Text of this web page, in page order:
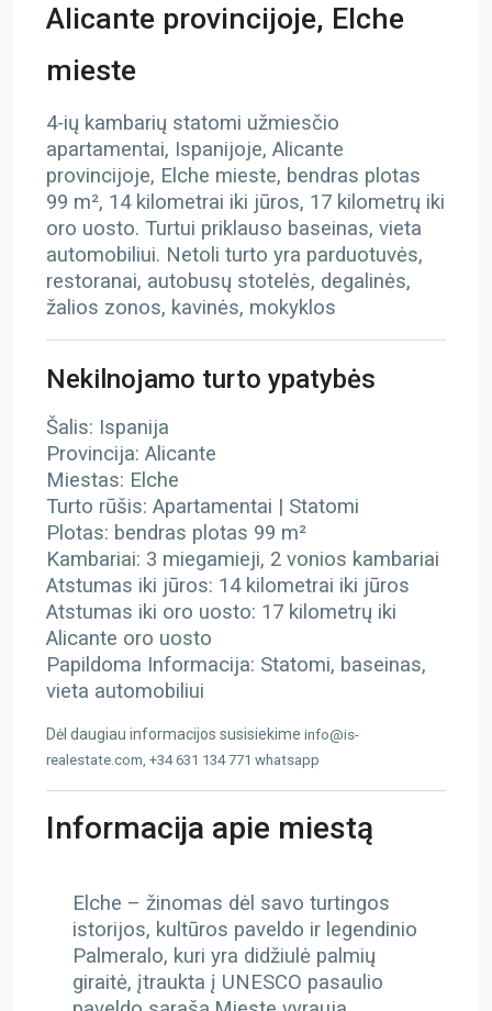
Alicante provincijoje, Elche
mieste
4-ių kambarių statomi užmiesčio
apartamentai, Ispanijoje, Alicante
provincijoje, Elche mieste, bendras plotas
99 m², 14 kilometrai iki jūros, 17 kilometrų iki
oro uosto. Turtui priklauso baseinas, vieta
automobiliui. Netoli turto yra parduotuvės,
restoranai, autobusų stotelės, degalinės,
žalios zonos, kavinės, mokyklos
Nekilnojamo turto ypatybės
Šalis: Ispanija
Provincija: Alicante
Miestas: Elche
Turto rūšis: Apartamentai | Statomi
Plotas: bendras plotas 99 m²
Kambariai: 3 miegamieji, 2 vonios kambariai
Atstumas iki jūros: 14 kilometrai iki jūros
Atstumas iki oro uosto: 17 kilometrų iki
Alicante oro uosto
Papildoma Informacija: Statomi, baseinas,
vieta automobiliui
Dėl daugiau informacijos susisiekime info@is-
realestate.com, +34 631 134 771 whatsapp
Informacija apie miestą
Elche – žinomas dėl savo turtingos
istorijos, kultūros paveldo ir legendinio
Palmeralo, kuri yra didžiulė palmių
giraitė, įtraukta į UNESCO pasaulio